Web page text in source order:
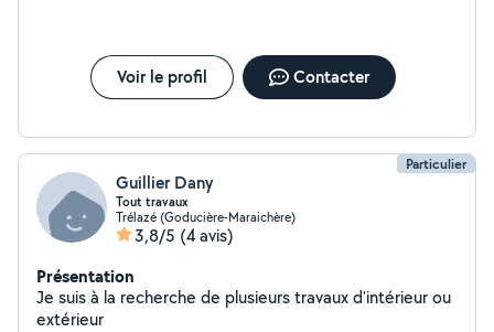
Voir le profil Contacter
Particulier
Guillier Dany
Tout travaux
Trélazé (Goducière-Maraichère)
3,8/5 (4 avis)
Présentation
Je suis à la recherche de plusieurs travaux d'intérieur ou
extérieur